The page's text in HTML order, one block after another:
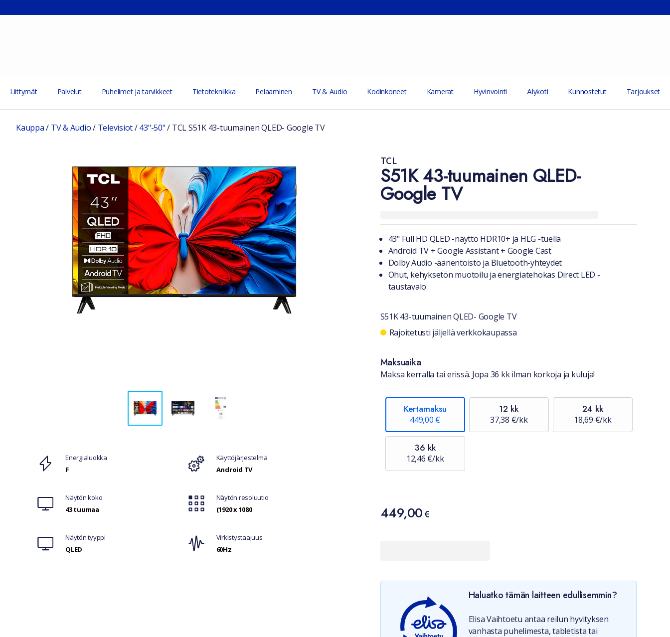
Liittymät Palvelut Puhelimet ja tarvikkeet Tietotekniikka Pelaaminen TV & Audio Kodinkoneet Kamerat Hyvinvointi Älykoti Kunnostetut Tarjoukset
Kauppa/ TV & Audio/ Televisiot/43"-50"/ TCL S51K 43-tuumainen QLED- Google TV
S51K 43-tuumainen QLED-
Google TV
TCL
Ominaisuudet
Energialuokka
F
Käyttöjärjestelmä
Android TV
Näytön koko
43 tuumaa
Näytön resoluutio
(1920 x 1080
Näytön tyyppi
QLED
Virkistystaajuus
60Hz
Tuotteesta lyhyesti
43" Full HD QLED -näyttö HDR10+ ja HLG -tuella
Android TV + Google Assistant + Google Cast
Dolby Audio -äänentoisto ja Bluetooth-yhteydet
Ohut, kehyksetön muotoilu ja energiatehokas Direct LED -
taustavalo
S51K 43-tuumainen QLED- Google TV
Saatavuustiedot
Rajoitetusti jäljellä verkkokaupassa
Maksuaika
Maksa kerralla tai erissä. Jopa 36 kk ilman korkoja ja kuluja!
Kertamaksu
449,00 €
12 kk
37,38 €/kk
24 kk
18,69 €/kk
36 kk
12,46 €/kk
Hinta
449,00 €
449,00 €
Haluatko tämän laitteen edullisemmin?
Elisa Vaihtoetu antaa reilun hyvityksen
vanhasta puhelimesta, tabletista tai